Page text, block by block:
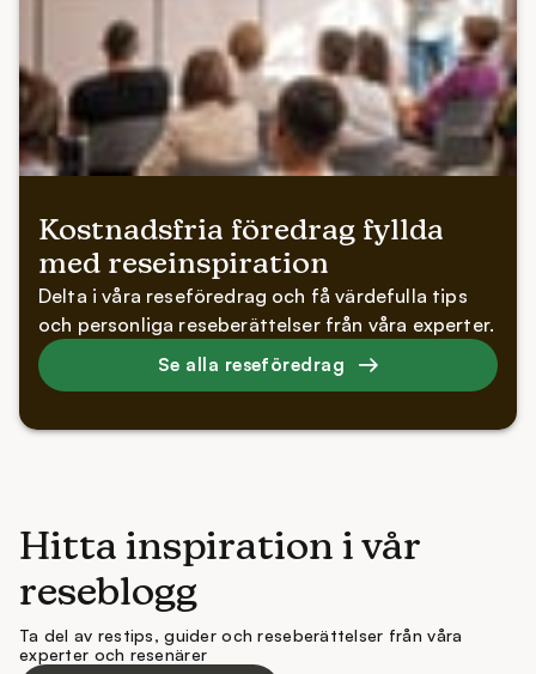
Kostnadsfria föredrag fyllda
med reseinspiration
Delta i våra reseföredrag och få värdefulla tips
och personliga reseberättelser från våra experter.
Se alla reseföredrag
Hitta inspiration i vår
reseblogg
Ta del av restips, guider och reseberättelser från våra
experter och resenärer